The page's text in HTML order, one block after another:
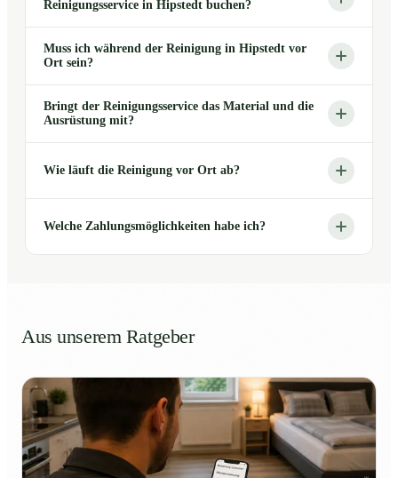
Reinigungsservice in Hipstedt buchen?
Muss ich während der Reinigung in Hipstedt vor
Ort sein?
Bringt der Reinigungsservice das Material und die
Ausrüstung mit?
Wie läuft die Reinigung vor Ort ab?
Welche Zahlungsmöglichkeiten habe ich?
Aus unserem Ratgeber